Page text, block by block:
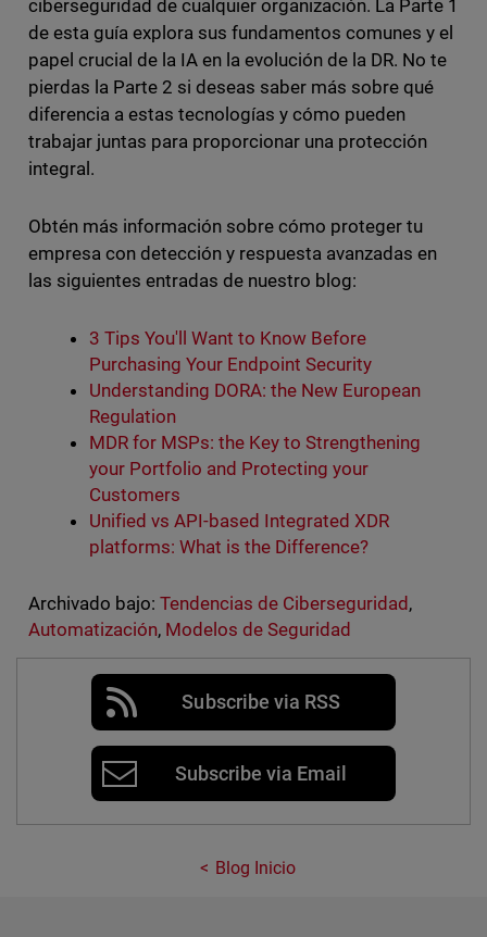
ciberseguridad de cualquier organización. La Parte 1
de esta guía explora sus fundamentos comunes y el
papel crucial de la IA en la evolución de la DR. No te
pierdas la Parte 2 si deseas saber más sobre qué
diferencia a estas tecnologías y cómo pueden
trabajar juntas para proporcionar una protección
integral.
Obtén más información sobre cómo proteger tu
empresa con detección y respuesta avanzadas en
las siguientes entradas de nuestro blog:
3 Tips You'll Want to Know Before
Purchasing Your Endpoint Security
Understanding DORA: the New European
Regulation
MDR for MSPs: the Key to Strengthening
your Portfolio and Protecting your
Customers
Unified vs API-based Integrated XDR
platforms: What is the Difference?
Archivado bajo: Tendencias de Ciberseguridad ,
Automatización, Modelos de Seguridad
Subscribe via RSS
Subscribe via Email
Blog Inicio